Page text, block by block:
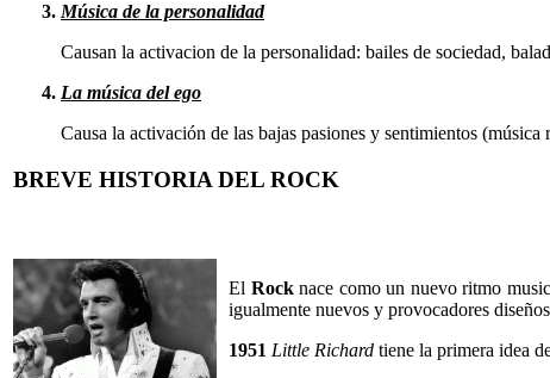
Música de la personalidad
Causan la activacion de la personalidad: bailes de sociedad,
La música del ego
Causa la activación de las bajas pasiones y sentimientos
BREVE HISTORIA DEL ROCK
El Rocknace como un nuevo ritmo
igualmente nuevos y provocadores
1951 Little Richard tiene la primera idea